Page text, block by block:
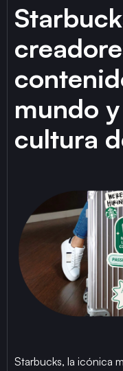
mundo
cultura
Starbucks, la icónica